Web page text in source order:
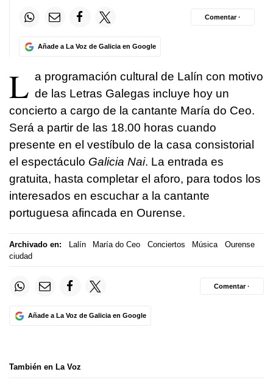
Añade a La Voz de Galicia en Google
Comentar ·
L a programación cultural de Lalín con motivo
de las Letras Galegas incluye hoy un
concierto a cargo de la cantante María do Ceo.
Será a partir de las 18.00 horas cuando
presente en el vestíbulo de la casa consistorial
el espectáculo Galicia Nai. La entrada es
gratuita, hasta completar el aforo, para todos los
interesados en escuchar a la cantante
portuguesa afincada en Ourense.
Archivado en: Lalín María do Ceo Conciertos Música
Ourense
ciudad
Añade a La Voz de Galicia en Google
Comentar ·
También en La Voz